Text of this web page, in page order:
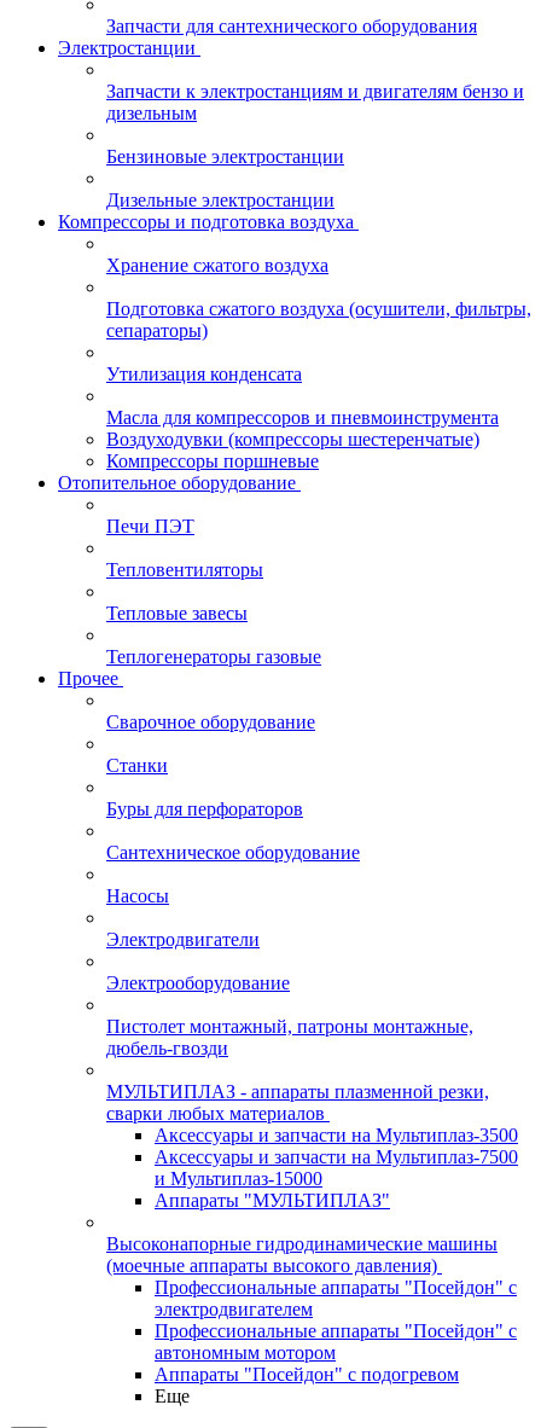
Запчасти для сантехнического оборудования
Электростанции
Запчасти к электростанциям и двигателям бензо и
дизельным
Бензиновые электростанции
Дизельные электростанции
Компрессоры и подготовка воздуха
Хранение сжатого воздуха
Подготовка сжатого воздуха (осушители, фильтры,
сепараторы)
Утилизация конденсата
Масла для компрессоров и пневмоинструмента
Воздуходувки (компрессоры шестеренчатые)
Компрессоры поршневые
Отопительное оборудование
Печи ПЭТ
Тепловентиляторы
Тепловые завесы
Теплогенераторы газовые
Прочее
Сварочное оборудование
Станки
Буры для перфораторов
Сантехническое оборудование
Насосы
Электродвигатели
Электрооборудование
Пистолет монтажный, патроны монтажные,
дюбель-гвозди
МУЛЬТИПЛАЗ - аппараты плазменной резки,
сварки любых материалов
Аксессуары и запчасти на Мультиплаз-3500
Аксессуары и запчасти на Мультиплаз-7500
и Мультиплаз-15000
Аппараты "МУЛЬТИПЛАЗ"
Высоконапорные гидродинамические машины
(моечные аппараты высокого давления)
Профессиональные аппараты "Посейдон" с
электродвигателем
Профессиональные аппараты "Посейдон" с
автономным мотором
Аппараты "Посейдон" с подогревом
Еще